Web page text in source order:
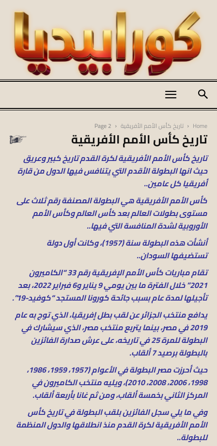
Home تاريخ كأس الأمم الأفريقية Page 2
تاريخ كأس الأمم الأفريقية
تاريخ كأس الأمم الأفريقية لكرة القدم تاريخ كبير وعريق
حيث انها البطولة الأقدم التي يتنافس فيها الدول من قارة
أفريقيا كل عامين..
كأس الأمم الأفريقية هي البطولة المصنفة رقم ثلاث على
مستوى بطولات العالم بعد كأس العالم وكأس الأمم
الأوروبية لشدة المنافسة التي فيها..
أنشأت هذه البطولة سنة (1957)، وكانت أول دولة
تستضيفها السودان..
تقام مباريات كأس الأمم الإفريقية رقم 33 “الكاميرون
2021” خلال الفترة ما بين يومي 9 يناير و6 فبراير 2022، بعد
تأجيلها لمدة عام بسبب جائحة كورونا المستجد “كوفيد-19”.
يدافع منتخب الجزائر عن لقب بطل إفريقيا، الذي توج به عام
2019 في مصر، بينما يتربع منتخب مصر، الذي سيشارك في
البطولة للمرة 25 في تاريخه، على عرش صدارة الفائزين
بالبطولة برصيد 7 ألقاب.
حيث أحرزت مصر البطولة في الأعوام (1957، 1959، 1986،
1998، 2006، 2008، 2010)، ويليه منتخب الكاميرون في
المركز الثاني بخمسة ألقاب، ومن ثم غانا بأربعة ألقاب.
وفي ما يلي سجل الفائزين بلقب البطولة في تاريخ كأس
الأمم الأفريقية لكرة القدم منذ انطلاقها والدول المنظمة
للبطولة..